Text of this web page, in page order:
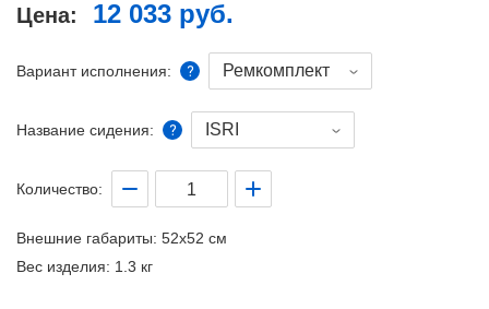
Цена: 12 033 руб.
Вариант исполнения: Ремкомплект
Название сидения: ISRI
Количество:
Внешние габариты: 52x52 см
Вес изделия: 1.3 кг